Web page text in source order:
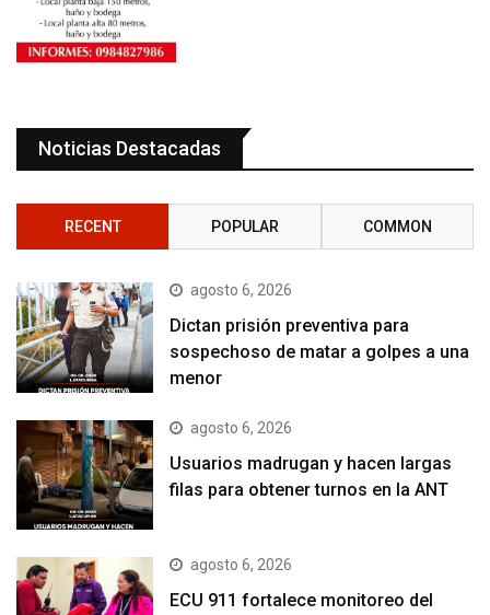
Noticias Destacadas
RECENT POPULAR COMMON
agosto 6, 2026
Dictan prisión preventiva para
sospechoso de matar a golpes a una
menor
agosto 6, 2026
Usuarios madrugan y hacen largas
filas para obtener turnos en la ANT
agosto 6, 2026
ECU 911 fortalece monitoreo del